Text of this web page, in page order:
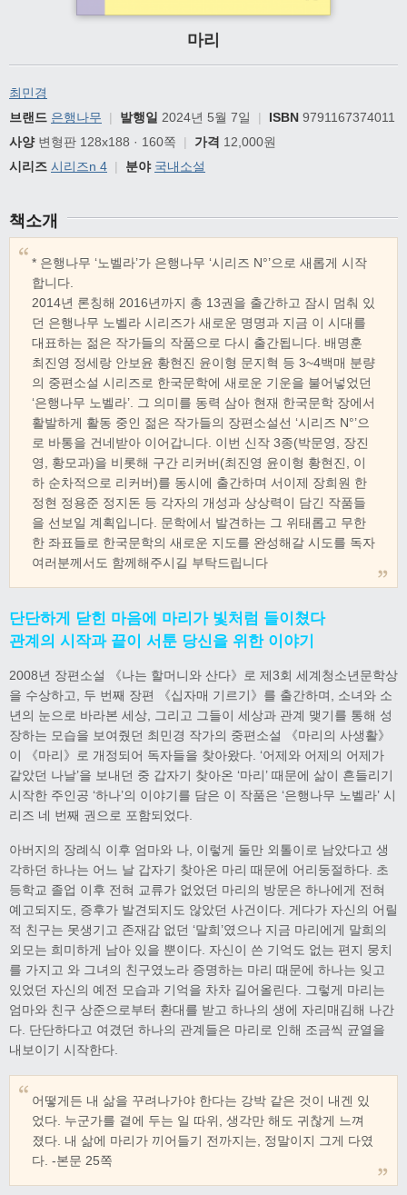
마리
최민경
브랜드 은행나무 | 발행일 2024년 5월 7일 | ISBN 9791167374011
사양변형판 128x188 · 160쪽 | 가격 12,000원
시리즈 시리즈n 4 | 분야 국내소설
책소개
* 은행나무 ‘노벨라’가 은행나무 ‘시리즈 N°’으로 새롭게 시작
합니다.
2014년 론칭해 2016년까지 총 13권을 출간하고 잠시 멈춰 있
던 은행나무 노벨라 시리즈가 새로운 명명과 지금 이 시대를
대표하는 젊은 작가들의 작품으로 다시 출간됩니다. 배명훈
최진영 정세랑 안보윤 황현진 윤이형 문지혁 등 3~4백매 분량
의 중편소설 시리즈로 한국문학에 새로운 기운을 불어넣었던
‘은행나무 노벨라’. 그 의미를 동력 삼아 현재 한국문학 장에서
활발하게 활동 중인 젊은 작가들의 장편소설선 ‘시리즈 N°’으
로 바통을 건네받아 이어갑니다. 이번 신작 3종(박문영, 장진
영, 황모과)을 비롯해 구간 리커버(최진영 윤이형 황현진, 이
하 순차적으로 리커버)를 동시에 출간하며 서이제 장희원 한
정현 정용준 정지돈 등 각자의 개성과 상상력이 담긴 작품들
을 선보일 계획입니다. 문학에서 발견하는 그 위태롭고 무한
한 좌표들로 한국문학의 새로운 지도를 완성해갈 시도를 독자
여러분께서도 함께해주시길 부탁드립니다
단단하게 닫힌 마음에 마리가 빛처럼 들이쳤다
관계의 시작과 끝이 서툰 당신을 위한 이야기
2008년 장편소설 《나는 할머니와 산다》로 제3회 세계청소년문학상
을 수상하고, 두 번째 장편 《십자매 기르기》를 출간하며, 소녀와 소
년의 눈으로 바라본 세상, 그리고 그들이 세상과 관계 맺기를 통해 성
장하는 모습을 보여줬던 최민경 작가의 중편소설 《마리의 사생활》
이 《마리》로 개정되어 독자들을 찾아왔다. ‘어제와 어제의 어제가
같았던 나날’을 보내던 중 갑자기 찾아온 ‘마리’ 때문에 삶이 흔들리기
시작한 주인공 ‘하나’의 이야기를 담은 이 작품은 ‘은행나무 노벨라’ 시
리즈 네 번째 권으로 포함되었다.
아버지의 장례식 이후 엄마와 나, 이렇게 둘만 외톨이로 남았다고 생
각하던 하나는 어느 날 갑자기 찾아온 마리 때문에 어리둥절하다. 초
등학교 졸업 이후 전혀 교류가 없었던 마리의 방문은 하나에게 전혀
예고되지도, 증후가 발견되지도 않았던 사건이다. 게다가 자신의 어릴
적 친구는 못생기고 존재감 없던 ‘말희’였으나 지금 마리에게 말희의
외모는 희미하게 남아 있을 뿐이다. 자신이 쓴 기억도 없는 편지 뭉치
를 가지고 와 그녀의 친구였노라 증명하는 마리 때문에 하나는 잊고
있었던 자신의 예전 모습과 기억을 차차 길어올린다. 그렇게 마리는
엄마와 친구 상준으로부터 환대를 받고 하나의 생에 자리매김해 나간
다. 단단하다고 여겼던 하나의 관계들은 마리로 인해 조금씩 균열을
내보이기 시작한다.
어떻게든 내 삶을 꾸려나가야 한다는 강박 같은 것이 내겐 있
었다. 누군가를 곁에 두는 일 따위, 생각만 해도 귀찮게 느껴
졌다. 내 삶에 마리가 끼어들기 전까지는, 정말이지 그게 다였
다. -본문 25쪽